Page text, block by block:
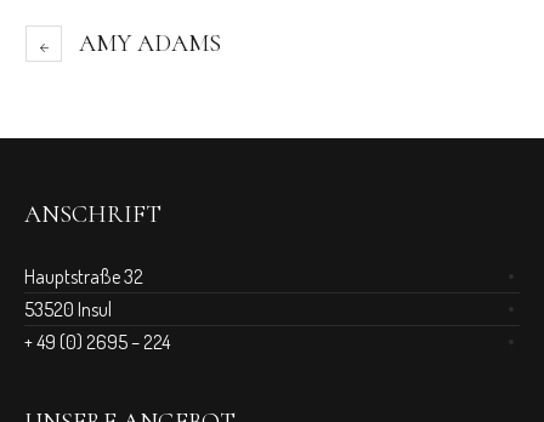
AMY ADAMS
ANSCHRIFT
Hauptstraße 32
53520 Insul
+ 49 (0) 2695 – 224